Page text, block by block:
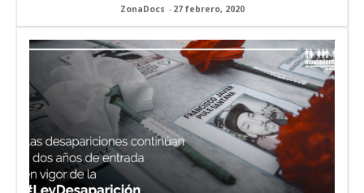
ZonaDocs - 27 febrero, 2020